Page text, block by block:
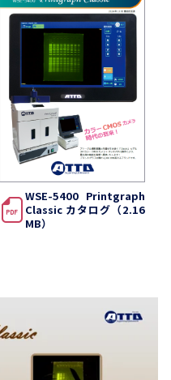
WSE-5400 Printgraph
Classic カタログ（2.16
MB）